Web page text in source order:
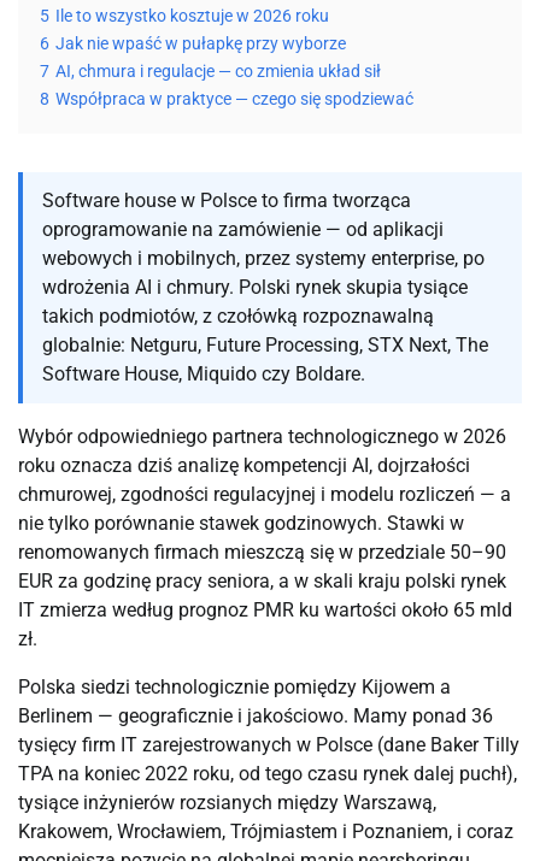
5 Ile to wszystko kosztuje w 2026 roku
6 Jak nie wpaść w pułapkę przy wyborze
7 AI, chmura i regulacje — co zmienia układ sił
8 Współpraca w praktyce — czego się spodziewać
Software house w Polsce to firma tworząca
oprogramowanie na zamówienie — od aplikacji
webowych i mobilnych, przez systemy enterprise, po
wdrożenia AI i chmury. Polski rynek skupia tysiące
takich podmiotów, z czołówką rozpoznawalną
globalnie: Netguru, Future Processing, STX Next, The
Software House, Miquido czy Boldare.
Wybór odpowiedniego partnera technologicznego w 2026
roku oznacza dziś analizę kompetencji AI, dojrzałości
chmurowej, zgodności regulacyjnej i modelu rozliczeń — a
nie tylko porównanie stawek godzinowych. Stawki w
renomowanych firmach mieszczą się w przedziale 50–90
EUR za godzinę pracy seniora, a w skali kraju polski rynek
IT zmierza według prognoz PMR ku wartości około 65 mld
zł.
Polska siedzi technologicznie pomiędzy Kijowem a
Berlinem — geograficznie i jakościowo. Mamy ponad 36
tysięcy firm IT zarejestrowanych w Polsce (dane Baker Tilly
TPA na koniec 2022 roku, od tego czasu rynek dalej puchł),
tysiące inżynierów rozsianych między Warszawą,
Krakowem, Wrocławiem, Trójmiastem i Poznaniem, i coraz